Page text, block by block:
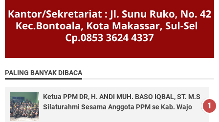
PALING BANYAK DIBACA
Ketua PPM DR, H. ANDI MUH. BASO IQBAL, ST. M.S
Silaturahmi Sesama Anggota PPM se Kab. Wajo